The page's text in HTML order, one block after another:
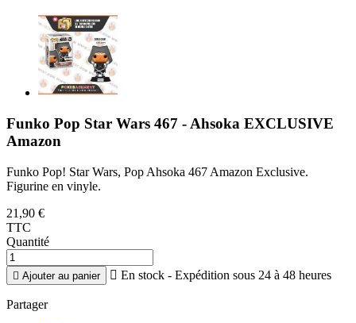
Funko Pop Star Wars 467 - Ahsoka EXCLUSIVE
Amazon
Funko Pop! Star Wars, Pop Ahsoka 467 Amazon Exclusive.
Figurine en vinyle.
21,90 €
TTC
Quantité
 Ajouter au panier  En stock - Expédition sous 24 à 48 heures
Partager